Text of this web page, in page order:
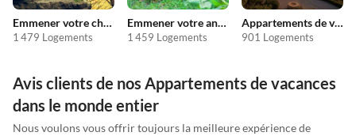
Emmener votre chien en vacances
1 479 Logements
Emmener votre animal en vacances
1 459 Logements
Appartements de vacances pas chers
901 Logements
Avis clients de nos Appartements de vacances
dans le monde entier
Nous voulons vous offrir toujours la meilleure expérience de